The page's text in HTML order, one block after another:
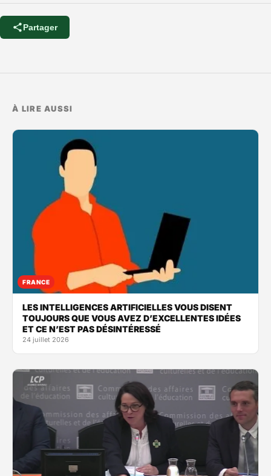
Partager
À LIRE AUSSI
FRANCE
LES INTELLIGENCES ARTIFICIELLES VOUS DISENT
TOUJOURS QUE VOUS AVEZ D’EXCELLENTES IDÉES
ET CE N’EST PAS DÉSINTÉRESSÉ
24 juillet 2026